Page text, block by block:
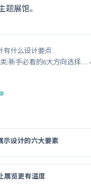
题展馆。
有什么设计要点
:新手必看的6大方向选择… ›
示设计的六大要素
展览更有温度